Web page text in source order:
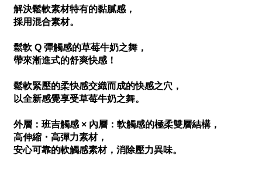
解決鬆軟素材特有的黏膩感，
採用混合素材。
鬆軟 Q 彈觸感的草莓牛奶之舞，
帶來漸進式的舒爽快感！
鬆軟緊壓的柔快感交織而成的快感之穴，
以全新感覺享受草莓牛奶之舞。
外層：班吉觸感 × 內層：軟觸感的極柔雙層結構，
高伸縮・高彈力素材，
安心可靠的軟觸感素材，消除壓力異味。